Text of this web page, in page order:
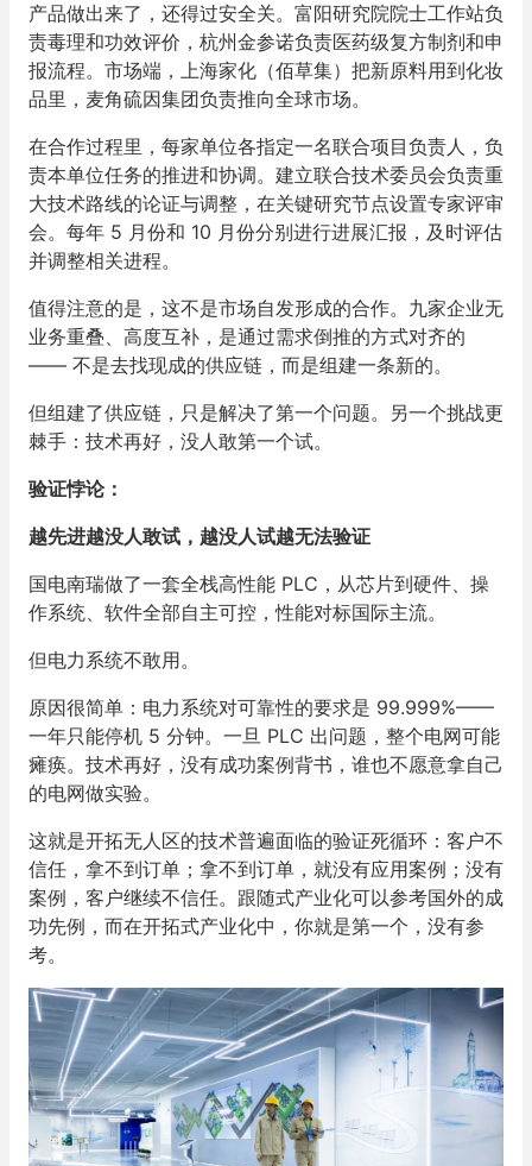
产品做出来了，还得过安全关。富阳研究院院士工作站负
责毒理和功效评价，杭州金参诺负责医药级复方制剂和申
报流程。市场端，上海家化（佰草集）把新原料用到化妆
品里，麦角硫因集团负责推向全球市场。
在合作过程里，每家单位各指定一名联合项目负责人，负
责本单位任务的推进和协调。建立联合技术委员会负责重
大技术路线的论证与调整，在关键研究节点设置专家评审
会。每年 5 月份和 10 月份分别进行进展汇报，及时评估
并调整相关进程。
值得注意的是，这不是市场自发形成的合作。九家企业无
业务重叠、高度互补，是通过需求倒推的方式对齐的
—— 不是去找现成的供应链，而是组建一条新的。
但组建了供应链，只是解决了第一个问题。另一个挑战更
棘手：技术再好，没人敢第一个试。
验证悖论：
越先进越没人敢试，越没人试越无法验证
国电南瑞做了一套全栈高性能 PLC，从芯片到硬件、操
作系统、软件全部自主可控，性能对标国际主流。
但电力系统不敢用。
原因很简单：电力系统对可靠性的要求是 99.999%——
一年只能停机 5 分钟。一旦 PLC 出问题，整个电网可能
瘫痪。技术再好，没有成功案例背书，谁也不愿意拿自己
的电网做实验。
这就是开拓无人区的技术普遍面临的验证死循环：客户不
信任，拿不到订单；拿不到订单，就没有应用案例；没有
案例，客户继续不信任。跟随式产业化可以参考国外的成
功先例，而在开拓式产业化中，你就是第一个，没有参
考。